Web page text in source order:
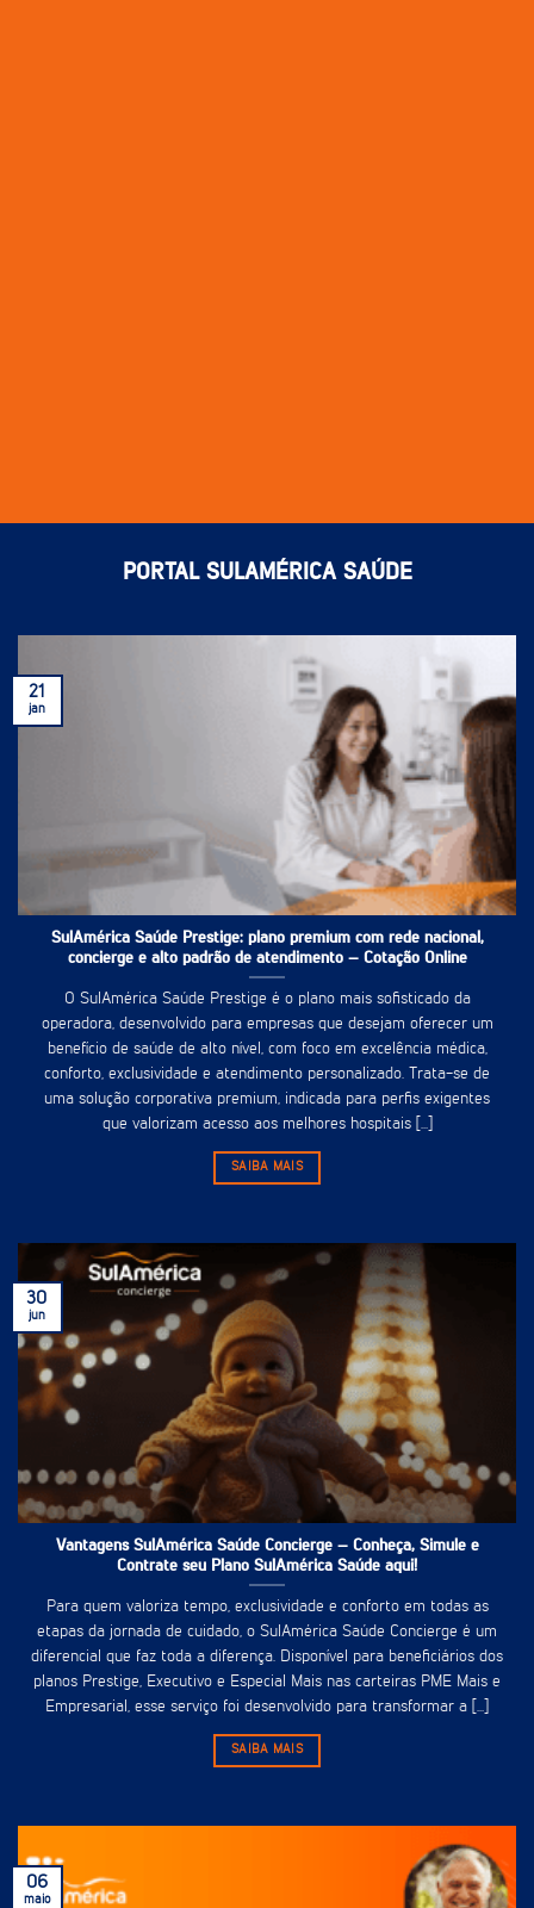
PORTAL SULAMÉRICA SAÚDE
SulAmérica Saúde Prestige: plano premium com rede nacional,
concierge e alto padrão de atendimento – Cotação Online
O SulAmérica Saúde Prestige é o plano mais sofisticado da
operadora, desenvolvido para empresas que desejam oferecer um
benefício de saúde de alto nível, com foco em excelência médica,
conforto, exclusividade e atendimento personalizado. Trata-se de
uma solução corporativa premium, indicada para perfis exigentes
que valorizam acesso aos melhores hospitais [...]
SAIBA MAIS
21
jan
Vantagens SulAmérica Saúde Concierge – Conheça, Simule e
Contrate seu Plano SulAmérica Saúde aqui!
Para quem valoriza tempo, exclusividade e conforto em todas as
etapas da jornada de cuidado, o SulAmérica Saúde Concierge é um
diferencial que faz toda a diferença. Disponível para beneficiários dos
planos Prestige, Executivo e Especial Mais nas carteiras PME Mais e
Empresarial, esse serviço foi desenvolvido para transformar a [...]
SAIBA MAIS
30
jun
06
maio